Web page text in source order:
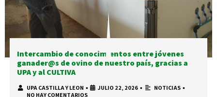
Intercambio de conocimientos entre jóvenes
ganader@s de ovino de nuestro país, gracias a
UPA y al CULTIVA
UPA CASTILLA Y LEON • JULIO 22, 2026 • NOTICIAS •
NO HAY COMENTARIOS